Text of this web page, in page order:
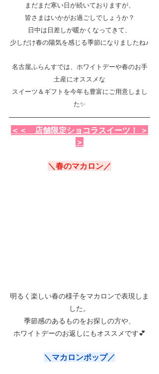
まだまだ寒い日が続いておりますが、
皆さまはいかがお過ごしでしょうか？
日中は日差しが暖かくなってきて、
少しだけ春の陽気を感じる季節になりましたね♪
名古屋ふらんすでは、ホワイトデーや春のお手
土産にオススメな
スイーツ＆ギフトを今年も豊富にご用意しまし
た✨
＜＜　店舗限定ショコラスイーツ！ ＞
＞
＼春のマカロン／
明るく楽しい春の様子をマカロンで表現しま
した。
季節感のあるものをお探しの方や、
ホワイトデーのお返しにもオススメです💕
＼マカロンポップ／